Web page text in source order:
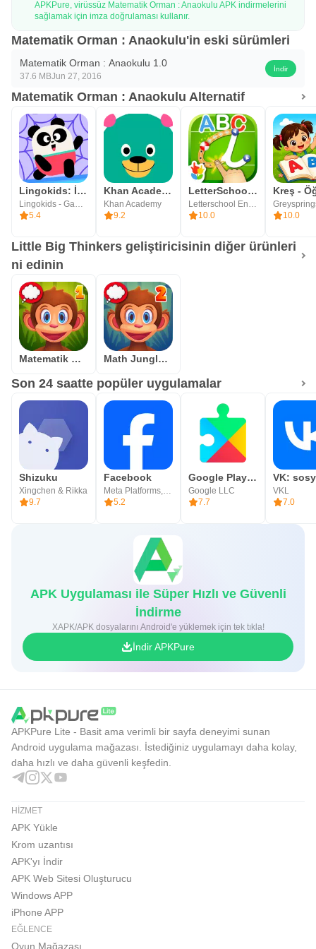
alma odaklanmak teşvik sağlar.
* Ipuçları
Eğitim ipuçları her zaman mevcuttur. Onlar anaokulu
matematik problemlerini çözmek için farklı teknikler içerir.
* Gizlilik
- Hiçbir üçüncü parti reklam
- Hiçbir dış bağlantılar
- Hayır uygulama içi satın alma
- Hiçbir itme bildirimleri
Biz ciddiye gizlilik alır
* Bağlamak
Size bir önerim var, ya da sadece merhaba demek
istiyorum, yardıma ihtiyacım var bir soru varsa bize bildirin.
info@littlebigthinkers.com
facebook.com/LittleBigThinkers
twitter.com/LilBigThinkers
APKPure, virüssüz Matematik Orman : Anaokulu APK indirmelerini
sağlamak için imza doğrulaması kullanır.
Matematik Orman : Anaokulu'in eski sürümleri
Matematik Orman : Anaokulu 1.0
37.6 MBJun 27, 2016
İndir
Matematik Orman : Anaokulu Alternatif
Lingokids: İngilizce Oyunlar
Lingokids - Games, Shows & Songs for Kids
5.4
Khan Academy Kids
Khan Academy
9.2
LetterSchool - Learn to Write
Letterschool Enabling Learning
10.0
10.0
Little Big Thinkers geliştiricisinin diğer ürünleri
ni edinin
Matematik Orman : Grade 1 Math Jungle : Grade 2 Math
Son 24 saatte popüler uygulamalar
Shizuku
Xingchen & Rikka
9.7
Facebook
Meta Platforms, Inc.
5.2
Google Play hizmetleri
Google LLC
7.7
VKL
7.0
APK Uygulaması ile Süper Hızlı ve Güvenli
İndirme
XAPK/APK dosyalarını Android'e yüklemek için tek tıkla!
İndir APKPure
APKPure Lite - Basit ama verimli bir sayfa deneyimi sunan
Android uygulama mağazası. İstediğiniz uygulamayı daha kolay,
daha hızlı ve daha güvenli keşfedin.
HIZMET
APK Yükle
Krom uzantısı
APK'yı İndir
APK Web Sitesi Oluşturucu
Windows APP
iPhone APP
EĞLENCE
Oyun Mağazası